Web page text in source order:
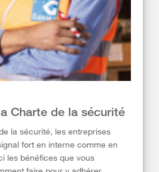
Charte de la sécurité
la sécurité, les entreprises
fort en interne comme en
les bénéfices que vous